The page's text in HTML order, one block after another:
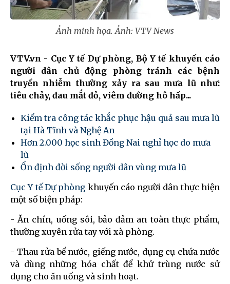
Ảnh minh họa. Ảnh: VTV News
VTV.vn - Cục Y tế Dự phòng, Bộ Y tế khuyến cáo
người dân chủ động phòng tránh các bệnh
truyền nhiễm thường xảy ra sau mưa lũ như:
tiêu chảy, đau mắt đỏ, viêm đường hô hấp...
Kiểm tra công tác khắc phục hậu quả sau mưa lũ
tại Hà Tĩnh và Nghệ An
Hơn 2.000 học sinh Đồng Nai nghỉ học do mưa
lũ
Ổn định đời sống người dân vùng mưa lũ
Cục Y tế Dự phòng khuyến cáo người dân thực hiện
một số biện pháp:
- Ăn chín, uống sôi, bảo đảm an toàn thực phẩm,
thường xuyên rửa tay với xà phòng.
- Thau rửa bể nước, giếng nước, dụng cụ chứa nước
và dùng những hóa chất để khử trùng nước sử
dụng cho ăn uống và sinh hoạt.